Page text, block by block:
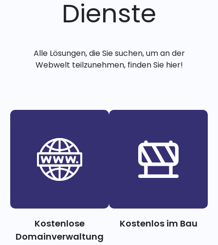
Dienste
Alle Lösungen, die Sie suchen, um an der
Webwelt teilzunehmen, finden Sie hier!
Kostenlose
Domainverwaltung
Kostenlos im Bau